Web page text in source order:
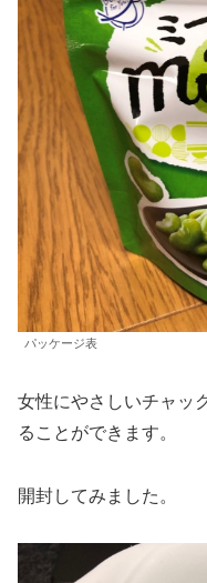
パッケージ表
女性にやさしいチャッ
ることができます。
開封してみました。